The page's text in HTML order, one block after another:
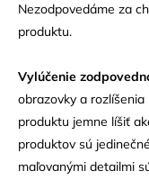
Nezodpovedáme za
produktu.
Vylúčenie
obrazovky a
produktu jemne líšiť
produktov sú
maľovanými detailmi